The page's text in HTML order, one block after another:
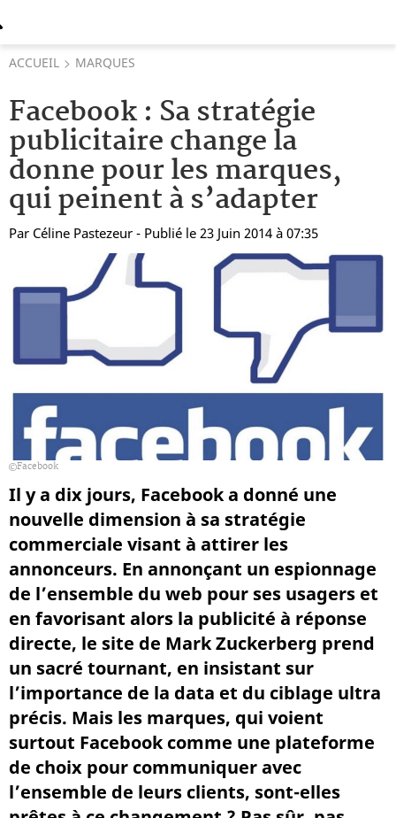
ACCUEIL MARQUES
Facebook : Sa stratégie
publicitaire change la
donne pour les marques,
qui peinent à s’adapter
Par Céline Pastezeur - Publié le 23 Juin 2014 à 07:35
Facebook
Il y a dix jours, Facebook a donné une
nouvelle dimension à sa stratégie
commerciale visant à attirer les
annonceurs. En annonçant un espionnage
de l’ensemble du web pour ses usagers et
en favorisant alors la publicité à réponse
directe, le site de Mark Zuckerberg prend
un sacré tournant, en insistant sur
l’importance de la data et du ciblage ultra
précis. Mais les marques, qui voient
surtout Facebook comme une plateforme
de choix pour communiquer avec
l’ensemble de leurs clients, sont-elles